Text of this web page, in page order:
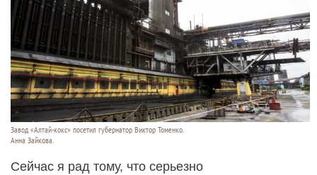
Завод «Алтай-кокс» посетил губернатор Виктор Томенко.
Анна Зайкова.
Сейчас я рад тому, что серьезно